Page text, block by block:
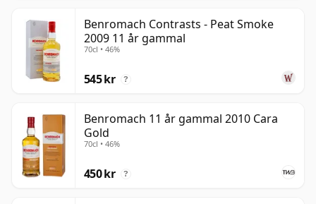
Benromach Contrasts - Peat Smoke
2009 11 år gammal
70cl • 46%
545 kr ?
Benromach 11 år gammal 2010 Cara
Gold
70cl • 46%
450 kr ?